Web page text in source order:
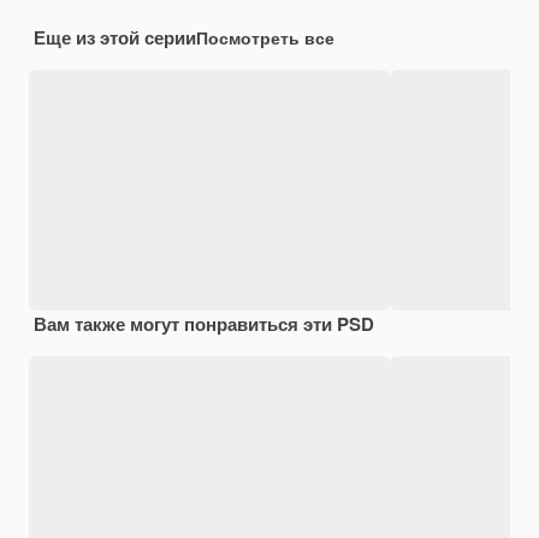
Еще из этой серииПосмотреть все
Вам также могут понравиться эти PSD